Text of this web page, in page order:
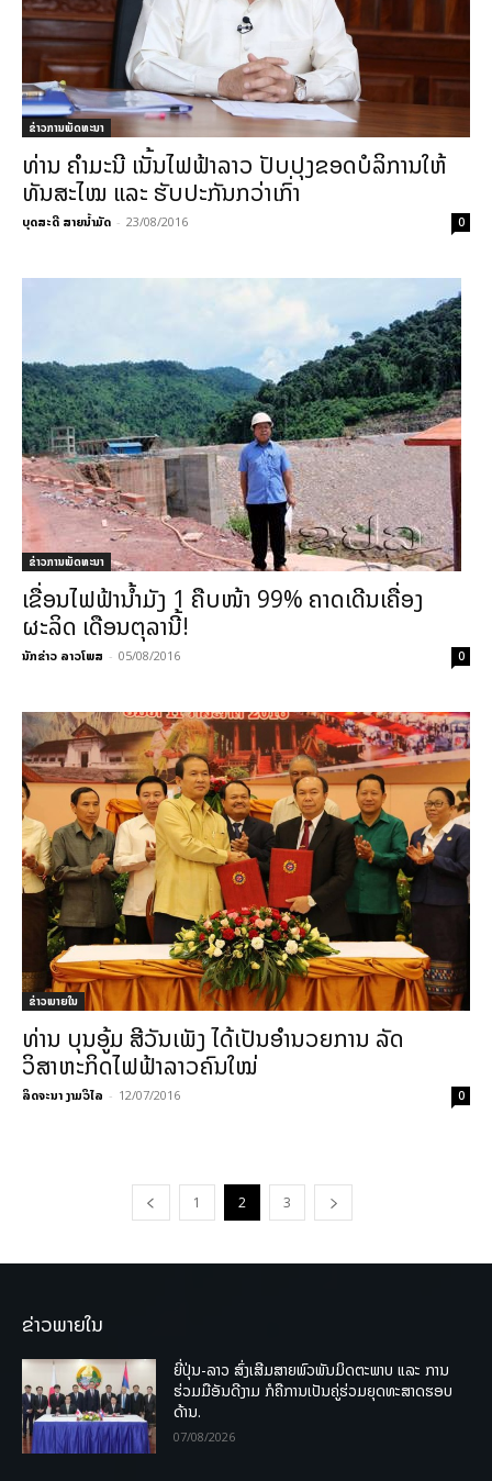
ຂ່າວການພັດທະນາ
ທ່ານ ຄຳມະນີ ເນັ້ນໄຟຟ້າລາວ ປັບປຸງຂອດບໍລິການໃຫ້
ທັນສະໄໝ ແລະ ຮັບປະກັນກວ່າເກົ່າ
ບຸດສະດີ ສາຍນ້ຳມັດ - 23/08/2016 0
ຂ່າວການພັດທະນາ
ເຂື່ອນໄຟຟ້ານ້ຳມັງ 1 ຄືບໜ້າ 99% ຄາດເດີນເຄື່ອງ
ຜະລິດ ເດືອນຕຸລານີ້!
ນັກຂ່າວ ລາວໂພສ - 05/08/2016 0
ຂ່າວພາຍ​ໃນ
ທ່ານ ບຸນອູ້ມ ສີວັນເພັງ ໄດ້ເປັນອໍານວຍການ ລັດ
ວິສາຫະກິດໄຟຟ້າລາວຄົນໃໝ່
ລິດຈະນາ ງາມວິໄລ - 12/07/2016 0
1 2 3
ຂ່າວພາຍໃນ
ຍີ່ປຸ່ນ-ລາວ ສົ່ງເສີມສາຍພົວພັນມິດຕະພາບ ແລະ ການ
ຮ່ວມມືອັນດີງາມ ກໍຄືການເປັນຄູ່ຮ່ວມຍຸດທະສາດຮອບ
ດ້ານ.
07/08/2026